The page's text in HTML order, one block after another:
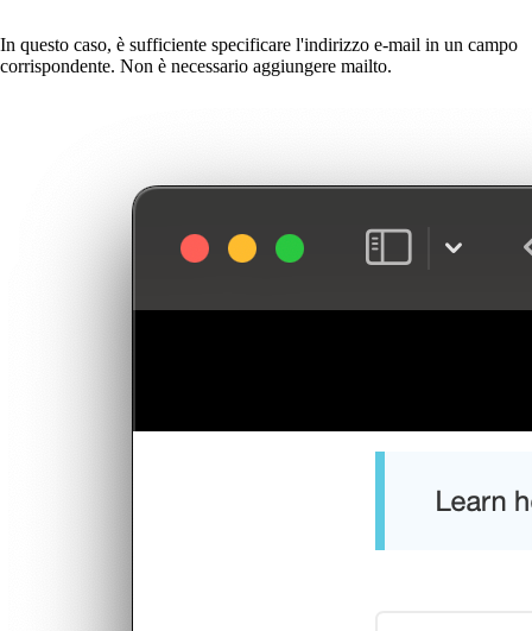
In questo caso, è sufficiente specificare l'indirizzo e-mail in un campo
corrispondente. Non è necessario aggiungere mailto.